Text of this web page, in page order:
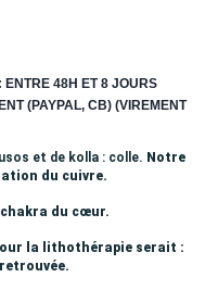
ENTRE 48H ET 8 JOURS
(PAYPAL, CB) (VIREMENT
et de kolla : colle. Notre
du cuivre.
chakra du cœur.
la lithothérapie serait :